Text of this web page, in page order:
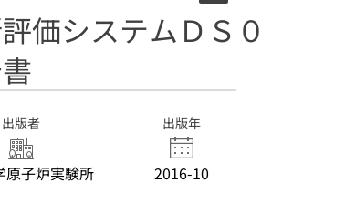
価システムＤＳ０
出版者
原子炉実験所
出版年
2016-10